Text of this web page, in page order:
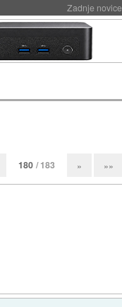
Zadnje novice
180 / 183 » »»